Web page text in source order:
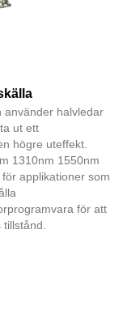
använder halvledar
ut ett
högre uteffekt.
1310nm 1550nm
applikationer som
för att